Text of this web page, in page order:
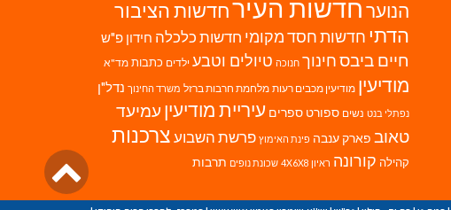
הנוערחדשות העירחדשות הציבור
הדתי חדשות חסד מקומי חדשות כלכלה חידון פ"ש
חיים ביבסחינוך חנוכה טיולים וטבע ילדים כתבות מד"א
מודיעין מודיעין מכבים רעות מלחמת חרבות ברזל משרד החינוך נדל"ן
נפתלי בנט נשים ספורט ספרים עיריית מודיעין עמיעד
טאוב פארק ענבה פינת האימוץ פרשת השבועצרכנות
קהילה קורונה ראיון 4X6X8 שכונת נופים תרבות